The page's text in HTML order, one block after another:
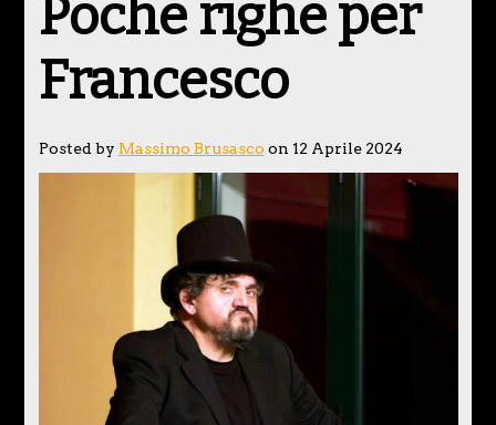
Poche righe per
Francesco
Posted by Massimo Brusasco on 12 Aprile 2024